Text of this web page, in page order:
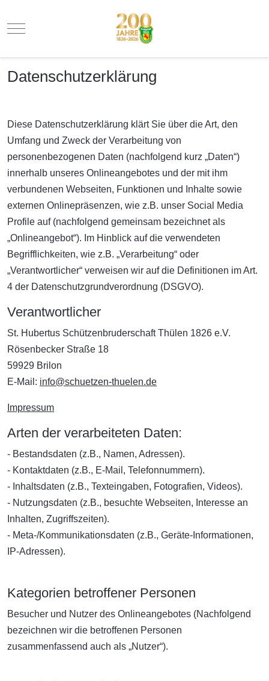
Mobile Menu Toggle
Datenschutzerklärung
Diese Datenschutzerklärung klärt Sie über die Art, den
Umfang und Zweck der Verarbeitung von
personenbezogenen Daten (nachfolgend kurz „Daten“)
innerhalb unseres Onlineangebotes und der mit ihm
verbundenen Webseiten, Funktionen und Inhalte sowie
externen Onlinepräsenzen, wie z.B. unser Social Media
Profile auf (nachfolgend gemeinsam bezeichnet als
„Onlineangebot“). Im Hinblick auf die verwendeten
Begrifflichkeiten, wie z.B. „Verarbeitung“ oder
„Verantwortlicher“ verweisen wir auf die Definitionen im Art.
4 der Datenschutzgrundverordnung (DSGVO).
Verantwortlicher
St. Hubertus Schützenbruderschaft Thülen 1826 e.V.
Rösenbecker Straße 18
59929 Brilon
E-Mail: info@schuetzen-thuelen.de
Impressum
Arten der verarbeiteten Daten:
- Bestandsdaten (z.B., Namen, Adressen).
- Kontaktdaten (z.B., E-Mail, Telefonnummern).
- Inhaltsdaten (z.B., Texteingaben, Fotografien, Videos).
- Nutzungsdaten (z.B., besuchte Webseiten, Interesse an
Inhalten, Zugriffszeiten).
- Meta-/Kommunikationsdaten (z.B., Geräte-Informationen,
IP-Adressen).
Kategorien betroffener Personen
Besucher und Nutzer des Onlineangebotes (Nachfolgend
bezeichnen wir die betroffenen Personen
zusammenfassend auch als „Nutzer“).